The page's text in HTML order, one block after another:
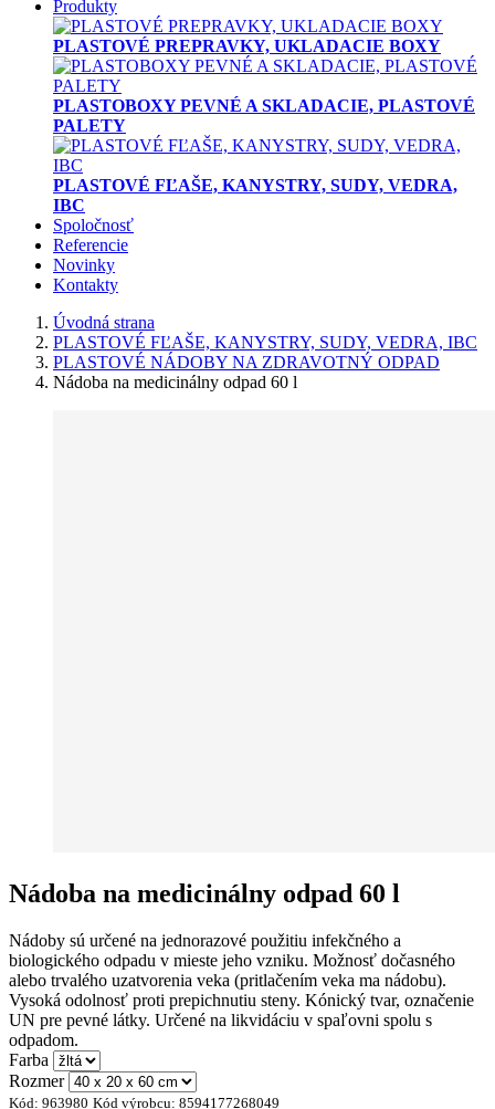
Produkty
PLASTOVÉ PREPRAVKY, UKLADACIE BOXY
PLASTOBOXY PEVNÉ A SKLADACIE, PLASTOVÉ
PALETY
PLASTOVÉ FĽAŠE, KANYSTRY, SUDY, VEDRA,
IBC
Spoločnosť
Referencie
Novinky
Kontakty
Úvodná strana
PLASTOVÉ FĽAŠE, KANYSTRY, SUDY, VEDRA, IBC
PLASTOVÉ NÁDOBY NA ZDRAVOTNÝ ODPAD
Nádoba na medicinálny odpad 60 l
Nádoba na medicinálny odpad 60 l
Nádoby sú určené na jednorazové použitiu infekčného a
biologického odpadu v mieste jeho vzniku. Možnosť dočasného
alebo trvalého uzatvorenia veka (pritlačením veka ma nádobu).
Vysoká odolnosť proti prepichnutiu steny. Kónický tvar, označenie
UN pre pevné látky. Určené na likvidáciu v spaľovni spolu s
odpadom.
Farba
Rozmer
Kód: 963980 Kód výrobcu: 8594177268049